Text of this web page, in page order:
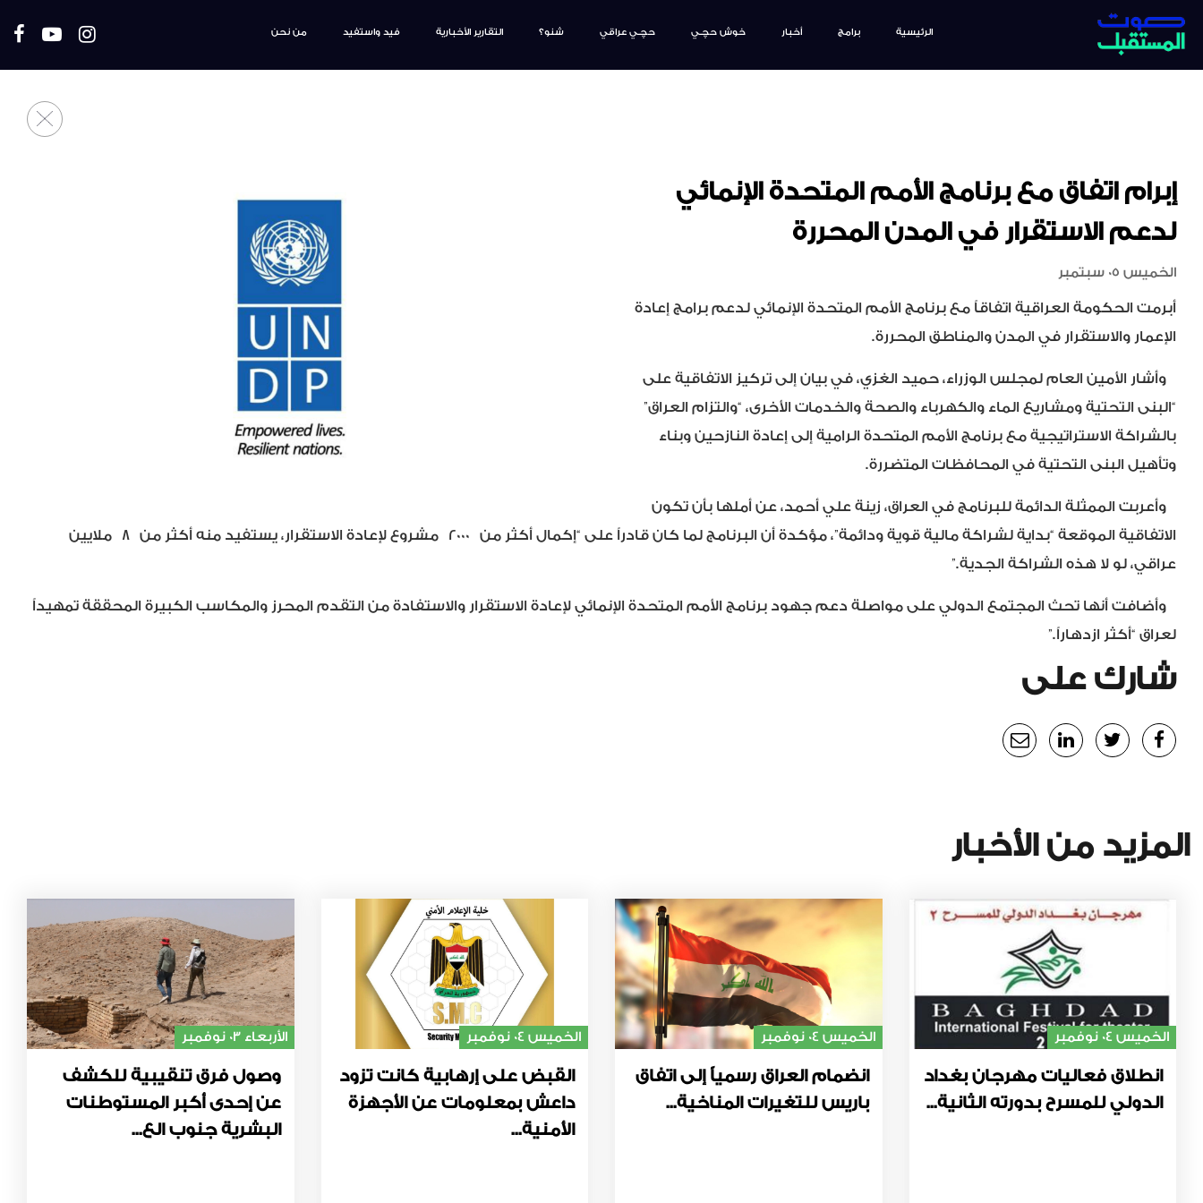
الرئيسية برامج أخبار خوش حچـي حچـي عراقي شنو؟ التقارير الأخبارية فيد واستفيد من نحن
إبرام اتفاق مع برنامج الأمم المتحدة الإنمائي
لدعم الاستقرار في المدن المحررة
الخميس 05 سبتمبر
أبرمت الحكومة العراقية اتفاقاً مع برنامج الأمم المتحدة الإنمائي لدعم برامج إعادة
الإعمار والاستقرار في المدن والمناطق المحررة.
وأشار الأمين العام لمجلس الوزراء، حميد الغزي، في بيان إلى تركيز الاتفاقية على
“البنى التحتية ومشاريع الماء والكهرباء والصحة والخدمات الأخرى، “والتزام العراق”
بالشراكة الاستراتيجية مع برنامج الأمم المتحدة الرامية إلى إعادة النازحين وبناء
وتأهيل البنى التحتية في المحافظات المتضررة.
وأعربت الممثلة الدائمة للبرنامج في العراق، زينة علي أحمد، عن أملها بأن تكون
الاتفاقية الموقعة “بداية لشراكة مالية قوية ودائمة”، مؤكدة أن البرنامج لما كان قادراً على “إكمال أكثر من 2000 مشروع لإعادة الاستقرار، يستفيد منه أكثر من 8 ملايين
عراقي، لو لا هذه الشراكة الجدية.”
وأضافت أنها تحث المجتمع الدولي على مواصلة دعم جهود برنامج الأمم المتحدة الإنمائي لإعادة الاستقرار والاستفادة من التقدم المحرز والمكاسب الكبيرة المحققة تمهيداً
لعراق “أكثر ازدهاراً.”
شارك على
المزيد من الأخبار
الخميس 04 نوفمبر
انطلاق فعاليات مهرجان بغداد
الدولي للمسرح بدورته الثانية...
الخميس 04 نوفمبر
انضمام العراق رسمياً إلى اتفاق
باريس للتغيرات المناخية...
الخميس 04 نوفمبر
القبض على إرهابية كانت تزود
داعش بمعلومات عن الأجهزة
الأمنية...
الأربعاء 03 نوفمبر
وصول فرق تنقيبية للكشف
عن إحدى أكبر المستوطنات
البشرية جنوب الع...